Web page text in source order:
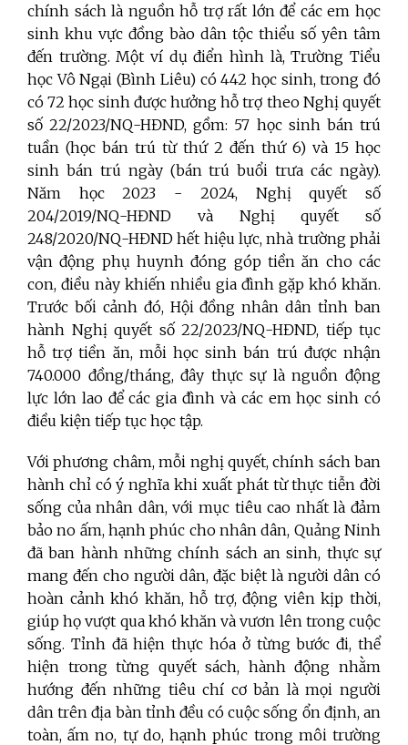
chính sách là nguồn hỗ trợ rất lớn để các em học
sinh khu vực đồng bào dân tộc thiểu số yên tâm
đến trường. Một ví dụ điển hình là, Trường Tiểu
học Vô Ngại (Bình Liêu) có 442 học sinh, trong đó
có 72 học sinh được hưởng hỗ trợ theo Nghị quyết
số 22/2023/NQ-HĐND, gồm: 57 học sinh bán trú
tuần (học bán trú từ thứ 2 đến thứ 6) và 15 học
sinh bán trú ngày (bán trú buổi trưa các ngày).
Năm học 2023 - 2024, Nghị quyết số
204/2019/NQ-HĐND và Nghị quyết số
248/2020/NQ-HĐND hết hiệu lực, nhà trường phải
vận động phụ huynh đóng góp tiền ăn cho các
con, điều này khiến nhiều gia đình gặp khó khăn.
Trước bối cảnh đó, Hội đồng nhân dân tỉnh ban
hành Nghị quyết số 22/2023/NQ-HĐND, tiếp tục
hỗ trợ tiền ăn, mỗi học sinh bán trú được nhận
740.000 đồng/tháng, đây thực sự là nguồn động
lực lớn lao để các gia đình và các em học sinh có
điều kiện tiếp tục học tập.
Với phương châm, mỗi nghị quyết, chính sách ban
hành chỉ có ý nghĩa khi xuất phát từ thực tiễn đời
sống của nhân dân, với mục tiêu cao nhất là đảm
bảo no ấm, hạnh phúc cho nhân dân, Quảng Ninh
đã ban hành những chính sách an sinh, thực sự
mang đến cho người dân, đặc biệt là người dân có
hoàn cảnh khó khăn, hỗ trợ, động viên kịp thời,
giúp họ vượt qua khó khăn và vươn lên trong cuộc
sống. Tỉnh đã hiện thực hóa ở từng bước đi, thể
hiện trong từng quyết sách, hành động nhằm
hướng đến những tiêu chí cơ bản là mọi người
dân trên địa bàn tỉnh đều có cuộc sống ổn định, an
toàn, ấm no, tự do, hạnh phúc trong môi trường